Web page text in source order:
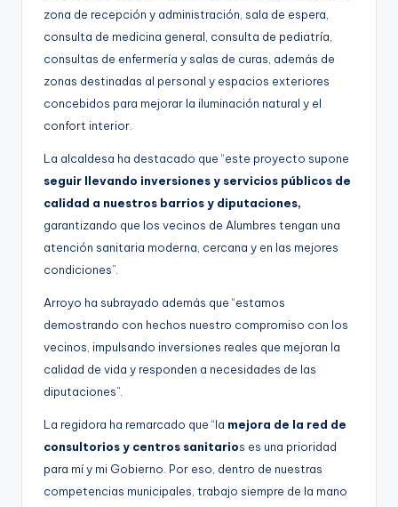
zona de recepción y administración, sala de espera,
consulta de medicina general, consulta de pediatría,
consultas de enfermería y salas de curas, además de
zonas destinadas al personal y espacios exteriores
concebidos para mejorar la iluminación natural y el
confort interior.
La alcaldesa ha destacado que “este proyecto supone
seguir llevando inversiones y servicios públicos de
calidad a nuestros barrios y diputaciones,
garantizando que los vecinos de Alumbres tengan una
atención sanitaria moderna, cercana y en las mejores
condiciones”.
Arroyo ha subrayado además que “estamos
demostrando con hechos nuestro compromiso con los
vecinos, impulsando inversiones reales que mejoran la
calidad de vida y responden a necesidades de las
diputaciones”.
La regidora ha remarcado que “la mejora de la red de
consultorios y centros sanitarios es una prioridad
para mí y mi Gobierno. Por eso, dentro de nuestras
competencias municipales, trabajo siempre de la mano